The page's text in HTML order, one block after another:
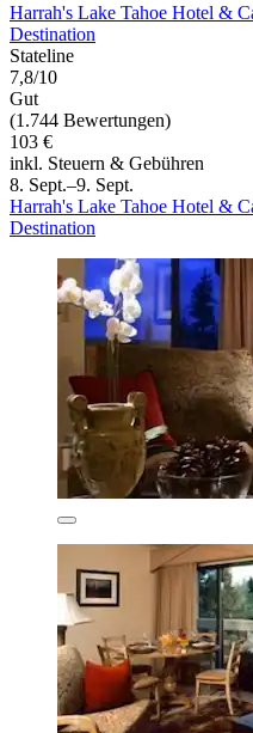
Harrah's Lake Tahoe Hotel &
Destination
Stateline
7,8/10
Gut
(1.744 Bewertungen)
103 €
inkl. Steuern & Gebühren
8. Sept.–9. Sept.
Harrah's Lake Tahoe Hotel &
Destination